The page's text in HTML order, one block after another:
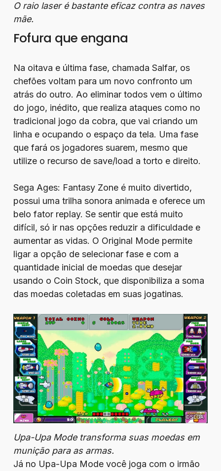
O raio laser é bastante eficaz contra as naves
mãe.
Fofura que engana
Na oitava e última fase, chamada Salfar, os
chefões voltam para um novo confronto um
atrás do outro. Ao eliminar todos vem o último
do jogo, inédito, que realiza ataques como no
tradicional jogo da cobra, que vai criando um
linha e ocupando o espaço da tela. Uma fase
que fará os jogadores suarem, mesmo que
utilize o recurso de save/load a torto e direito.
Sega Ages: Fantasy Zone é muito divertido,
possui uma trilha sonora animada e oferece um
belo fator replay. Se sentir que está muito
difícil, só ir nas opções reduzir a dificuldade e
aumentar as vidas. O Original Mode permite
ligar a opção de selecionar fase e com a
quantidade inicial de moedas que desejar
usando o Coin Stock, que disponibiliza a soma
das moedas coletadas em suas jogatinas.
Upa-Upa Mode transforma suas moedas em
munição para as armas.
Já no Upa-Upa Mode você joga com o irmão